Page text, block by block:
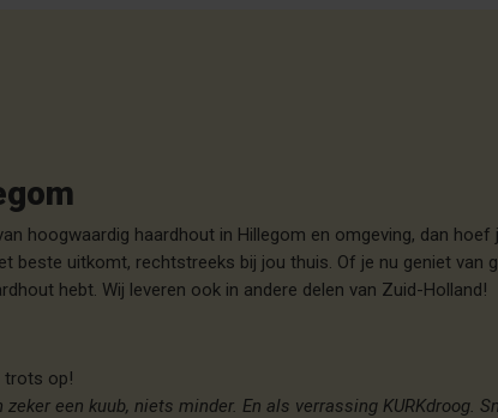
hoogwaardig haardhout in Hillegom en omgeving, dan
beste uitkomt, rechtstreeks bij jou thuis. Of je nu geniet van
hebt. Wij leveren ook in andere delen van Zuid-Holland!
trots op!
een kuub, niets minder. En als verrassing KURKdroog.